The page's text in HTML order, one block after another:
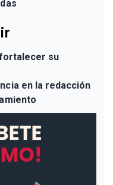
su
en la redacción